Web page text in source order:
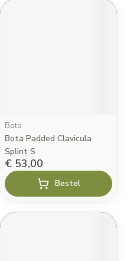
Bota
Bota Padded Clavicula
Splint S
€ 53,00
Bestel